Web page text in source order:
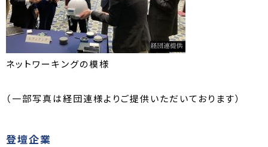
ネットワーキングの模様
（一部写真は経団連様よりご提供いただいております）
登壇企業